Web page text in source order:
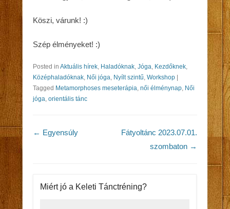
Köszi, várunk! :)
Szép élményeket! :)
Posted in Aktuális hírek, Haladóknak, Jóga, Kezdőknek,
Középhaladóknak, Női jóga, Nyílt szintű, Workshop
Tagged Metamorphoses meseterápia, női élménynap, Női
jóga, orientális tánc
Post navigation
← Egyensúly
Fátyoltánc 2023.07.01.
szombaton →
Miért jó a Keleti Tánctréning?